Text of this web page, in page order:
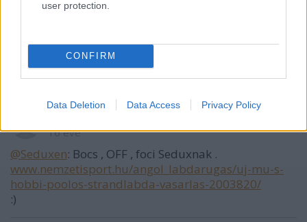
user protection.
CONFIRM
Data Deletion Data Access Privacy Policy
valamelyik hírnek tartja -e lakos e.t. építkezését.
örömmel jelentem, hogy a t(el avi)v2 lehozta.
16 éve
@Seduxen: Bocs , OFF , foci Seduxnak .
www.nemzetisport.hu/angol_labdarugas/uj-mu-s-
hobbi-poolos-strandlabda-vasarlas-2003820/
:)